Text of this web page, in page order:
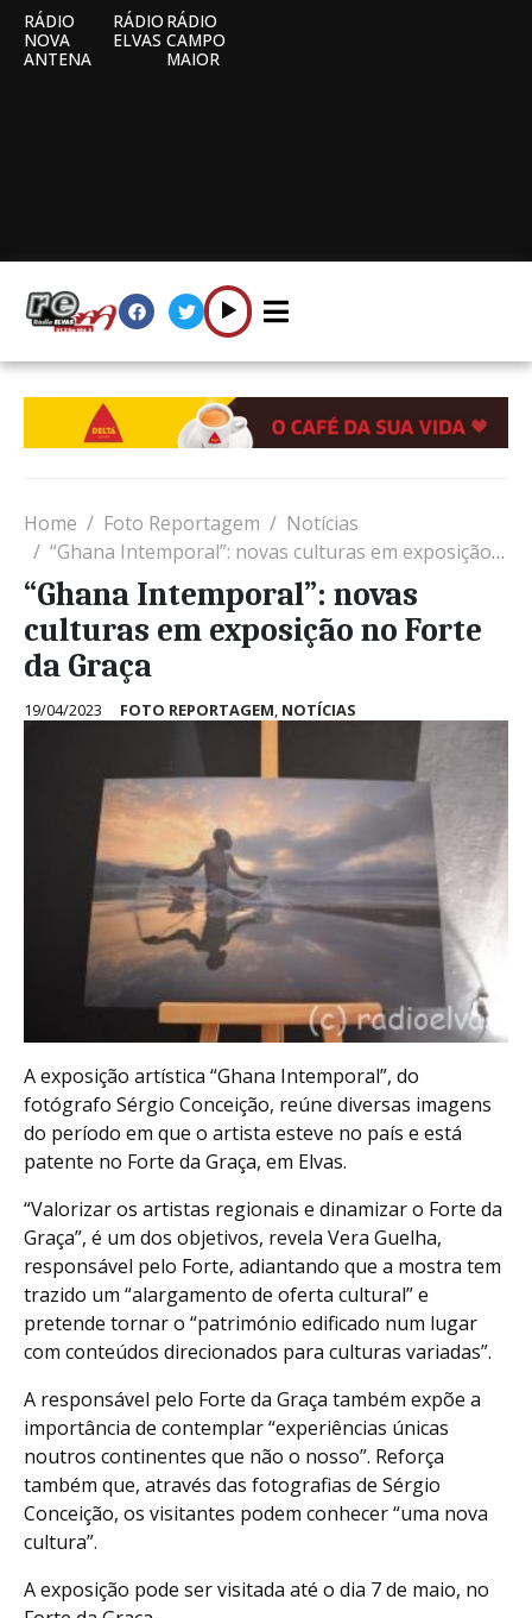
RÁDIO
NOVA
ANTENA
RÁDIO
ELVAS
RÁDIO
CAMPO
MAIOR
Home Foto Reportagem
Notícias
“Ghana Intemporal”: novas culturas em exposição no Forte da Graça
“Ghana Intemporal”: novas
culturas em exposição no Forte
da Graça
19/04/2023 FOTO REPORTAGEM, NOTÍCIAS
A exposição artística “Ghana Intemporal”, do
fotógrafo Sérgio Conceição, reúne diversas imagens
do período em que o artista esteve no país e está
patente no Forte da Graça, em Elvas.
“Valorizar os artistas regionais e dinamizar o Forte da
Graça”, é um dos objetivos, revela Vera Guelha,
responsável pelo Forte, adiantando que a mostra tem
trazido um “alargamento de oferta cultural” e
pretende tornar o “património edificado num lugar
com conteúdos direcionados para culturas variadas”.
A responsável pelo Forte da Graça também expõe a
importância de contemplar “experiências únicas
noutros continentes que não o nosso”. Reforça
também que, através das fotografias de Sérgio
Conceição, os visitantes podem conhecer “uma nova
cultura”.
A exposição pode ser visitada até o dia 7 de maio, no